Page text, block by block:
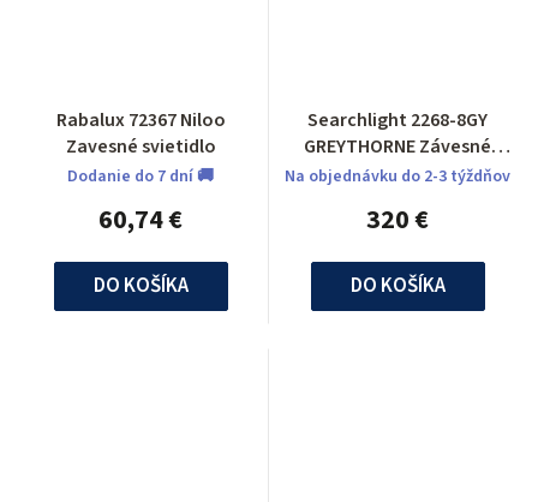
Rabalux 72367 Niloo
Zavesné svietidlo
Dodanie do 7 dní 🚚
60,74 €
DO KOŠÍKA
Searchlight 2268-8GY
GREYTHORNE Závesné
svietidlo
Na objednávku do 2-3 týždňov
320 €
DO KOŠÍKA